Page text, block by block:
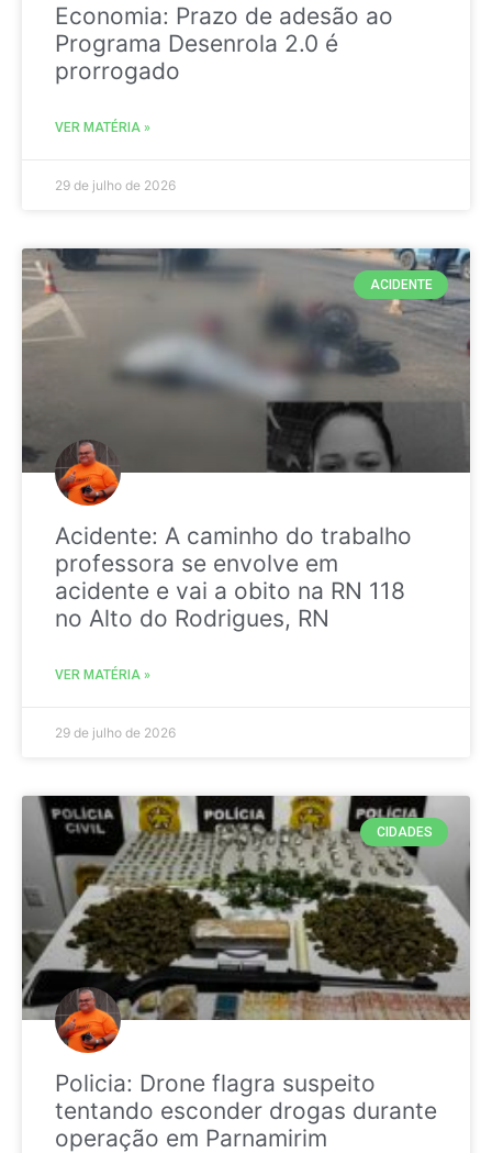
Economia: Prazo de adesão ao
Programa Desenrola 2.0 é
prorrogado
VER MATÉRIA »
29 de julho de 2026
ACIDENTE
Acidente: A caminho do trabalho
professora se envolve em
acidente e vai a obito na RN 118
no Alto do Rodrigues, RN
VER MATÉRIA »
29 de julho de 2026
CIDADES
Policia: Drone flagra suspeito
tentando esconder drogas durante
operação em Parnamirim